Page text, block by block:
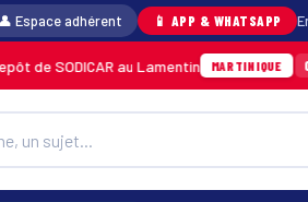
👤 Espace adhérent 📱 APP & WHATSAPP
au Lamentin MARTINIQUE 03/08 ·